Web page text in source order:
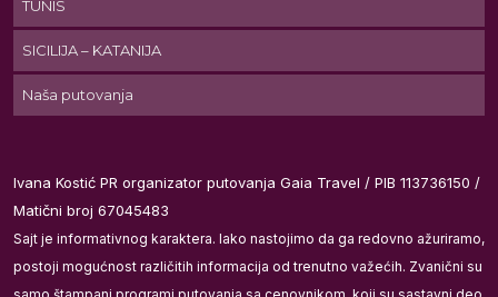
TUNIS
SICILIJA – KATANIJA
Naša putovanja
Ivana Kostić PR organizator putovanja Gaia Travel / PIB 113736150 /
Matični broj 67045483
Sajt je informativnog karaktera. Iako nastojimo da ga redovno ažuriramo,
postoji mogućnost različitih informacija od trenutno važećih. Zvanični su